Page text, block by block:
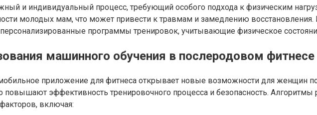
и индивидуальный процесс, требующий особого подхода к физическим
молодых мам, что может привести к травмам и замедлению
программы тренировок, учитывающие физическое
машинного обучения в послеродовом фитнесе
приложение для фитнеса открывает новые возможности для женщин
повышают эффективность тренировочного процесса и безопасность.
включая: